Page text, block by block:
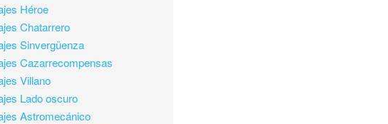
Héroe
Chatarrero
Sinvergüenza
Cazarrecompensas
Villano
Lado oscuro
Astromecánico